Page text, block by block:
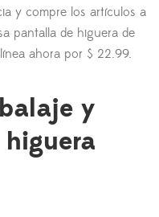
y compre los artículos a
pantalla de higuera de
ahora por $ 22.99.
y